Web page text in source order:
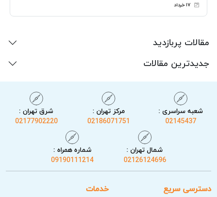
۱۷ خرداد
مقالات پربازدید
جدیدترین مقالات
شعبه سراسری :
02145437
مرکز تهران :
02186071751
شرق تهران :
02177902220
شمال تهران :
02126124696
شماره همراه :
09190111214
دسترسی سریع خدمات